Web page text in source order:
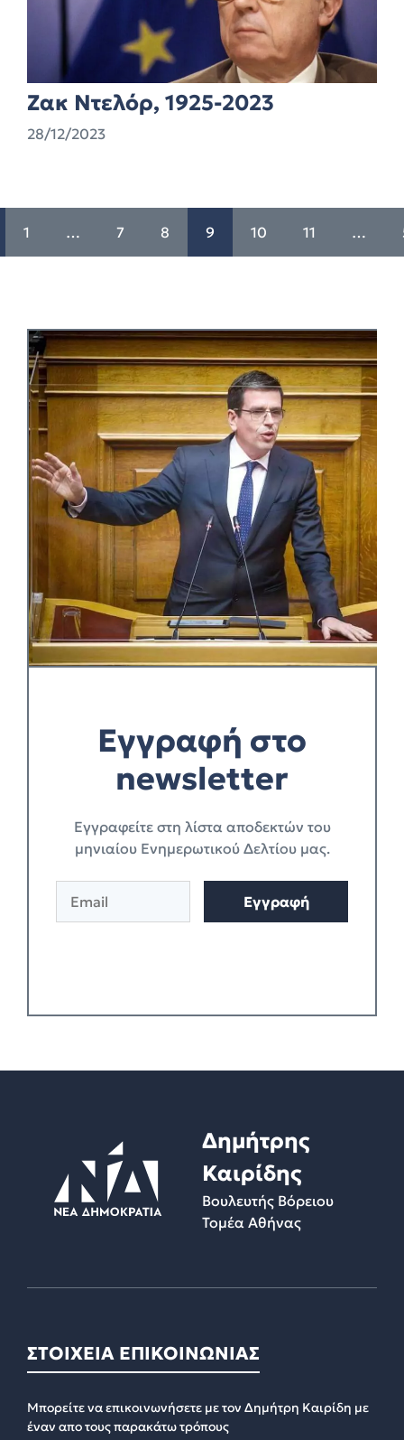
Ζακ Ντελόρ, 1925-2023
28/12/2023
1 … 7 8 9 10 11 …
Εγγραφή στο
newsletter
Eγγραφείτε στη λίστα αποδεκτών του
μηνιαίου Ενημερωτικού Δελτίου μας.
Εγγραφή
Δημήτρης
Καιρίδης
Βουλευτής Βόρειου
Τομέα Αθήνας
ΣΤΟΙΧΕΙΑ ΕΠΙΚΟΙΝΩΝΙΑΣ
Μπορείτε να επικοινωνήσετε με τον Δημήτρη Καιρίδη με
έναν απο τους παρακάτω τρόπους